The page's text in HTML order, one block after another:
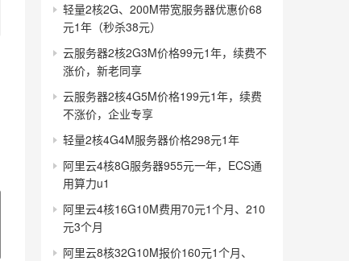
轻量2核2G、200M带宽服务器优惠价68
元1年（秒杀38元）
云服务器2核2G3M价格99元1年，续费不
涨价，新老同享
云服务器2核4G5M价格199元1年，续费
不涨价，企业专享
轻量2核4G4M服务器价格298元1年
阿里云4核8G服务器955元一年，ECS通
用算力u1
阿里云4核16G10M费用70元1个月、210
元3个月
阿里云8核32G10M报价160元1个月、